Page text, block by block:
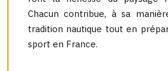
Chacun contribue, à sa
tradition nautique tout en
sport en France.